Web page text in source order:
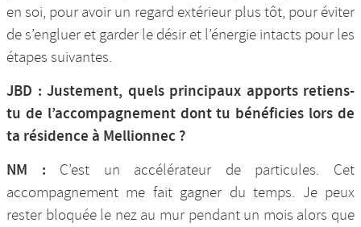
en soi, pour avoir un regard extérieur plus tôt, pour éviter
de s’engluer et garder le désir et l’énergie intacts pour les
étapes suivantes.
JBD : Justement, quels principaux apports retiens-
tu de l’accompagnement dont tu bénéficies lors de
ta résidence à Mellionnec ?
NM : C’est un accélérateur de particules. Cet
accompagnement me fait gagner du temps. Je peux
rester bloquée le nez au mur pendant un mois alors que